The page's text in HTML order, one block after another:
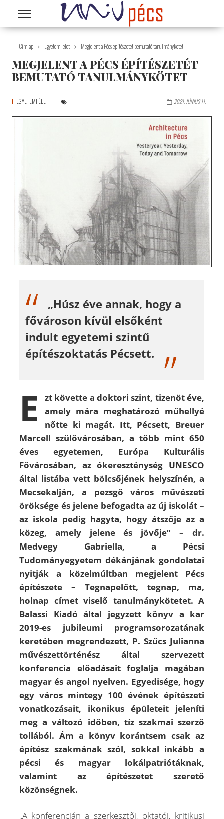
Ugrás a tartalomra
Címlap Egyetemi élet Megjelent a Pécs építészetét bemutató tanulmánykötet
MEGJELENT A PÉCS ÉPÍTÉSZETÉT
BEMUTATÓ TANULMÁNYKÖTET
EGYETEMI ÉLET 2021. JÚNIUS 11.
„Húsz éve annak, hogy a
fővároson kívül elsőként
indult egyetemi szintű
építészoktatás Pécsett.
E
zt követte a doktori szint, tizenöt éve,
amely mára meghatározó műhellyé
nőtte ki magát. Itt, Pécsett, Breuer
Marcell szülővárosában, a több mint 650
éves egyetemen, Európa Kulturális
Fővárosában, az ókereszténység UNESCO
által listába vett bölcsőjének helyszínén, a
Mecsekalján, a pezsgő város művészeti
öröksége és jelene befogadta az új iskolát –
az iskola pedig hagyta, hogy átszője az a
közeg, amely jelene és jövője” – dr.
Medvegy Gabriella, a Pécsi
Tudományegyetem dékánjának gondolatai
nyitják a közelmúltban megjelent Pécs
építészete – Tegnapelőtt, tegnap, ma,
holnap címet viselő tanulmánykötetet. A
Balassi Kiadó által jegyzett könyv a kar
2019-es jubileumi programsorozatának
keretében megrendezett, P. Szűcs Julianna
művészettörténész által szervezett
konferencia előadásait foglalja magában
magyar és angol nyelven. Egyedisége, hogy
egy város mintegy 100 évének építészeti
vonatkozásait, ikonikus épületeit jeleníti
meg a változó időben, tíz szakmai szerző
tollából. Ám a könyv korántsem csak az
építész szakmának szól, sokkal inkább a
pécsi és magyar lokálpatriótáknak,
valamint az építészetet szerető
közönségnek.
„A konferencián a szerkesztői, oktatói, kritikusi